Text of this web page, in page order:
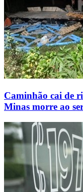
Caminhão cai de
Minas morre ao